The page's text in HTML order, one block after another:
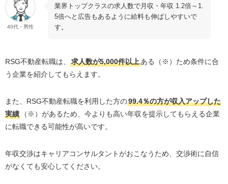
40代・男性
業界トップクラスの求人数で月収・年収 1.2倍～ 1.
5倍へと広告もあるように給料も伸ばしやすいで
す。
RSG不動産転職は、 求人数が5,000件以上ある（※）ため条件に合
う企業を紹介してもらえます。
また、 RSG不動産転職を利用した方の99.4％の方が収入アップした
実績（※）があるため、今よりも高い年収を提示してもらえる企業
に転職できる可能性が高いです。
年収交渉はキャリアコンサルタントがおこなうため、交渉術に自信
がなくても安心してください。